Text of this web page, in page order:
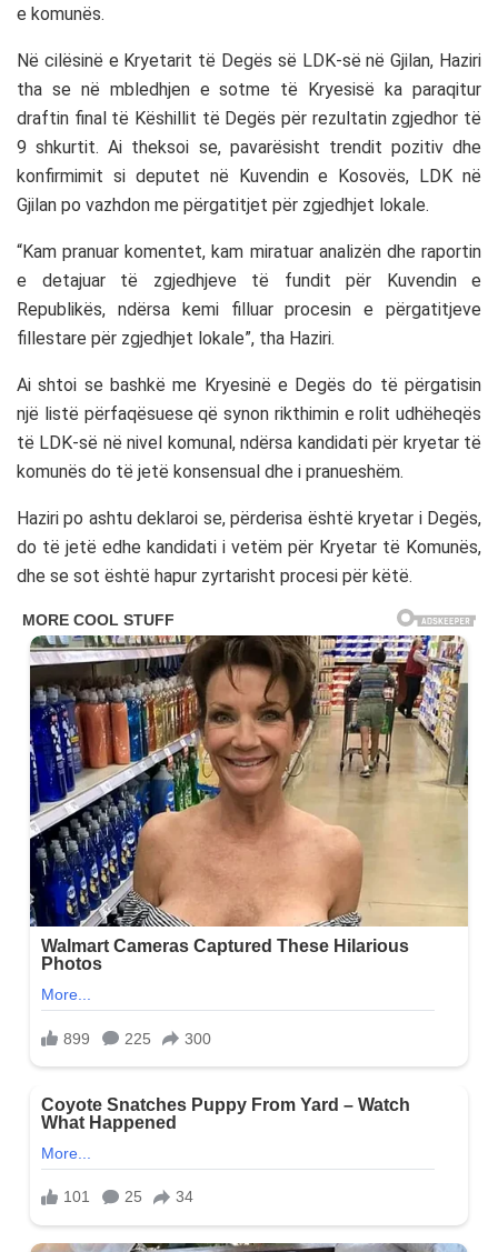
e komunës.
Në cilësinë e Kryetarit të Degës së LDK-së në Gjilan, Haziri
tha se në mbledhjen e sotme të Kryesisë ka paraqitur
draftin final të Këshillit të Degës për rezultatin zgjedhor të
9 shkurtit. Ai theksoi se, pavarësisht trendit pozitiv dhe
konfirmimit si deputet në Kuvendin e Kosovës, LDK në
Gjilan po vazhdon me përgatitjet për zgjedhjet lokale.
“Kam pranuar komentet, kam miratuar analizën dhe raportin
e detajuar të zgjedhjeve të fundit për Kuvendin e
Republikës, ndërsa kemi filluar procesin e përgatitjeve
fillestare për zgjedhjet lokale”, tha Haziri.
Ai shtoi se bashkë me Kryesinë e Degës do të përgatisin
një listë përfaqësuese që synon rikthimin e rolit udhëheqës
të LDK-së në nivel komunal, ndërsa kandidati për kryetar të
komunës do të jetë konsensual dhe i pranueshëm.
Haziri po ashtu deklaroi se, përderisa është kryetar i Degës,
do të jetë edhe kandidati i vetëm për Kryetar të Komunës,
dhe se sot është hapur zyrtarisht procesi për këtë.